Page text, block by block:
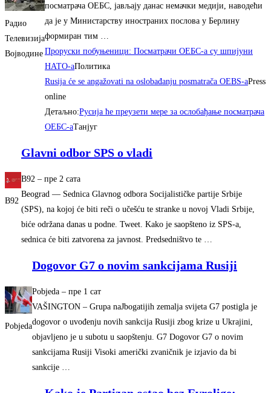
Радио
Телевизија
Војводине
посматрача ОЕБС, јављају данас немачки медији, наводећи
да је у Министарству иностраних послова у Берлину
формиран тим …
Проруски побуњеници: Посматрачи ОЕБС-а су шпијуни
НАТО-аПолитика
Rusija će se angažovati na oslobađanju posmatrača OEBS-aPress
online
Детаљно:Русиjа ће преузети мере за ослобађање посматрача
OEБС-аТанјуг
B92
Glavni odbor SPS o vladi
B92 – ‎пре 2 сата‎
Beograd — Sednica Glavnog odbora Socijalističke partije Srbije
(SPS), na kojoj će biti reči o učešću te stranke u novoj Vladi Srbije,
biće održana danas u podne. Tweet. Kako je saopšteno iz SPS-a,
sednica će biti zatvorena za javnost. Predsedništvo te …
Pobjeda
Dogovor G7 o novim sankcijama Rusiji
Pobjeda – ‎пре 1 сат‎
VAŠINGTON – Grupa naJbogatijih zemalja svijeta G7 postigla je
dogovor o uvođenju novih sankcija Rusiji zbog krize u Ukrajini,
objavljeno je u subotu u saopštenju. G7 Dogovor G7 o novim
sankcijama Rusiji Visoki američki zvaničnik je izjavio da bi
sankcije …